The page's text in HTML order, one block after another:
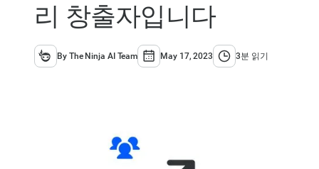
리 창출자입니다
By The Ninja AI Team May 17, 2023 3분 읽기